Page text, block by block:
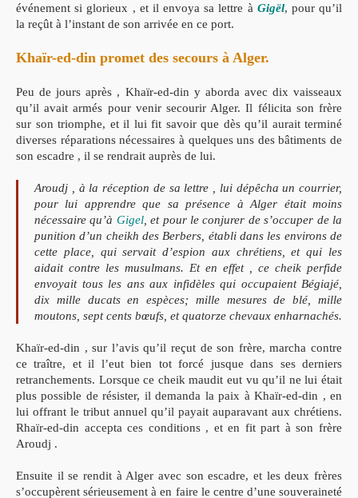
événement si glorieux , et il envoya sa lettre à Gigël, pour qu’il
la reçût à l’instant de son arrivée en ce port.
Khaïr-ed-din promet des secours à Alger.
Peu de jours après , Khaïr-ed-din y aborda avec dix vaisseaux
qu’il avait armés pour venir secourir Alger. Il félicita son frère
sur son triomphe, et il lui fit savoir que dès qu’il aurait terminé
diverses réparations nécessaires à quelques uns des bâtiments de
son escadre , il se rendrait auprès de lui.
Aroudj , à la réception de sa lettre , lui dépêcha un courrier,
pour lui apprendre que sa présence à Alger était moins
nécessaire qu’à Gigel, et pour le conjurer de s’occuper de la
punition d’un cheikh des Berbers, établi dans les environs de
cette place, qui servait d’espion aux chrétiens, et qui les
aidait contre les musulmans. Et en effet , ce cheik perfide
envoyait tous les ans aux infidèles qui occupaient Bégiajé,
dix mille ducats en espèces; mille mesures de blé, mille
moutons, sept cents bœufs, et quatorze chevaux enharnachés.
Khaïr-ed-din , sur l’avis qu’il reçut de son frère, marcha contre
ce traître, et il l’eut bien tot forcé jusque dans ses derniers
retranchements. Lorsque ce cheik maudit eut vu qu’il ne lui était
plus possible de résister, il demanda la paix à Khaïr-ed-din , en
lui offrant le tribut annuel qu’il payait auparavant aux chrétiens.
Rhaïr-ed-din accepta ces conditions , et en fit part à son frère
Aroudj .
Ensuite il se rendit à Alger avec son escadre, et les deux frères
s’occupèrent sérieusement à en faire le centre d’une souveraineté